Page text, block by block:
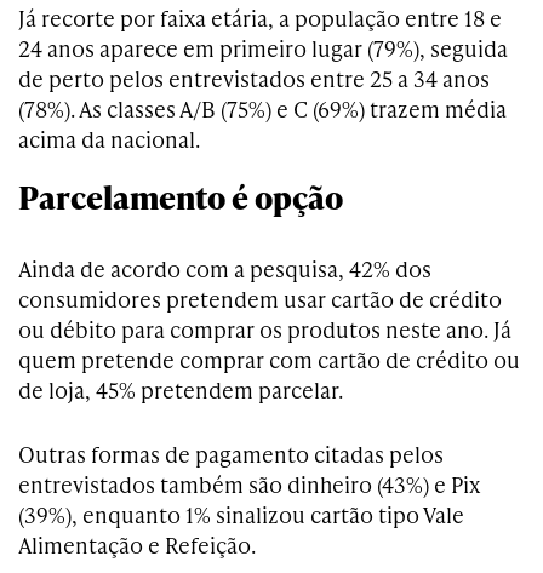
Já recorte por faixa etária, a população entre 18 e
24 anos aparece em primeiro lugar (79%), seguida
de perto pelos entrevistados entre 25 a 34 anos
(78%). As classes A/B (75%) e C (69%) trazem média
acima da nacional.
Parcelamento é opção
Ainda de acordo com a pesquisa, 42% dos
consumidores pretendem usar cartão de crédito
ou débito para comprar os produtos neste ano. Já
quem pretende comprar com cartão de crédito ou
de loja, 45% pretendem parcelar.
Outras formas de pagamento citadas pelos
entrevistados também são dinheiro (43%) e Pix
(39%), enquanto 1% sinalizou cartão tipo Vale
Alimentação e Refeição.